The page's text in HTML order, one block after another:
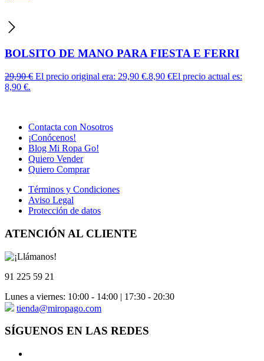
BOLSITO DE MANO PARA FIESTA E FERRI
29,90€ El precio original era: 29,90 €.8,90 €El precio actual es:
8,90 €.
Contacta con Nosotros
¡Conócenos!
Blog Mi Ropa Go!
Quiero Vender
Quiero Comprar
Términos y Condiciones
Aviso Legal
Protección de datos
ATENCIÓN AL CLIENTE
91 225 59 21
Lunes a viernes: 10:00 - 14:00 | 17:30 - 20:30
tienda@miropago.com
SÍGUENOS EN LAS REDES